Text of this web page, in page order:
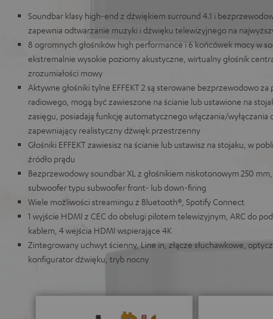
Soundbar klasy high-end z dźwiękiem surround 4.1 i
zapewnia odtwarzanie muzyki i dźwięku telewizyjnego na
8 ogromnych głośników high performance i 6 końcówek mocy w
ekstremalnie wysokie poziomy akustyczne, wirtualny głośnik
zrozumiałości mowy
Aktywne głośniki tylne EFFEKT 2 są sterowane bezprzewodowo za
radiowego, mogą być zawieszone na ścianie lub ustawione na
zasięgu, posiadają funkcję automatycznego włączania/
zapewniający realistyczny dźwięk przestrzenny
Głośniki EFFEKT zawiesisz na ścianie lub ustawisz na stojaku, w
źródło prądu
Bezprzewodowy soundbar XL z głośnikiem niskotonowym 250
subwoofer typu subwoofer front- lub down-firing
Wiele możliwości streamingu z Bluetooth®, Spotify Connect
1 wyjście HDMI z CEC do obsługi pilotem telewizyjnym, ARC do
kablem, 4 wejścia HDMI wspierające 4K
Zintegrowany uchwyt ścienny, Line in, złącze słuchawkowe,
konfigurator dźwięku, tryb nocny